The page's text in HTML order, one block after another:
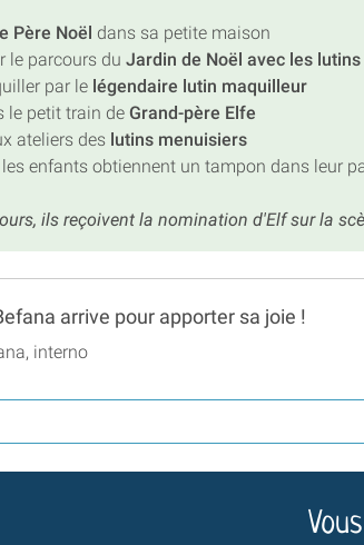
Père Noël dans sa petite maison
le parcours du Jardin de Noël avec les
par le légendaire lutin maquilleur
le petit train de Grand-père Elfe
ateliers des lutins menuisiers
enfants obtiennent un tampon dans leur
ils reçoivent la nomination d'Elf sur la
arrive pour apporter sa joie !